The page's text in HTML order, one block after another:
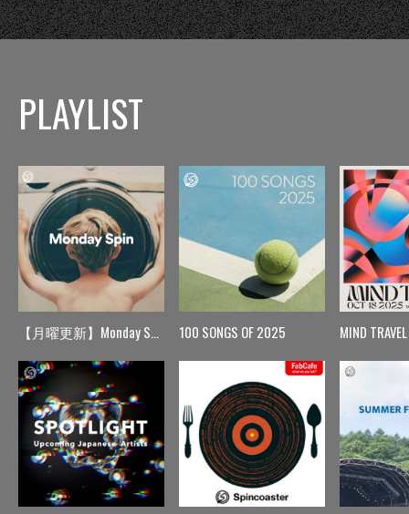
PLAYLIST
【月曜更新】Monday Spin 100 SONGS OF 2025 MIND TRAVEL